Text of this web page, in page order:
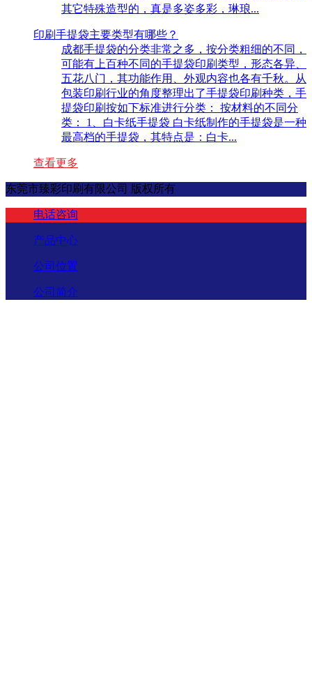
其它特殊造型的，真是多姿多彩，琳琅...
印刷手提袋主要类型有哪些？
成都手提袋的分类非常之多，按分类粗细的不同，
可能有上百种不同的手提袋印刷类型，形态各异、
五花八门，其功能作用、外观内容也各有千秋。从
包装印刷行业的角度整理出了手提袋印刷种类，手
提袋印刷按如下标准进行分类： 按材料的不同分
类： 1、白卡纸手提袋 白卡纸制作的手提袋是一种
最高档的手提袋，其特点是：白卡...
查看更多
东莞市臻彩印刷有限公司 版权所有
电话咨询
产品中心
公司位置
公司简介